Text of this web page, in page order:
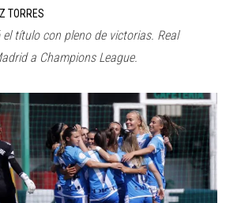
TORRES
el título con pleno de victorias. Real
a Champions League.